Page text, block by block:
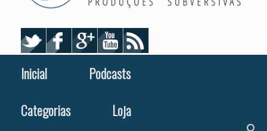
Inicial
Podcasts
Categorias
Loja